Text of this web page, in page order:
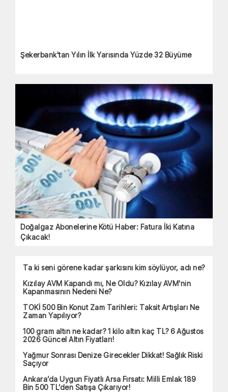
Şekerbank'tan Yılın İlk Yarısında Yüzde 32 Büyüme
Doğalgaz Abonelerine Kötü Haber: Fatura İki Katına
Çıkacak!
Ta ki seni görene kadar şarkısını kim söylüyor, adı ne?
Kızılay AVM Kapandı mı, Ne Oldu? Kızılay AVM'nin
Kapanmasının Nedeni Ne?
TOKİ 500 Bin Konut Zam Tarihleri: Taksit Artışları Ne
Zaman Yapılıyor?
100 gram altın ne kadar? 1 kilo altın kaç TL? 6 Ağustos
2026 Güncel Altın Fiyatları!
Yağmur Sonrası Denize Girecekler Dikkat! Sağlık Riski
Saçıyor
Ankara’da Uygun Fiyatlı Arsa Fırsatı: Milli Emlak 189
Bin 500 TL’den Satışa Çıkarıyor!